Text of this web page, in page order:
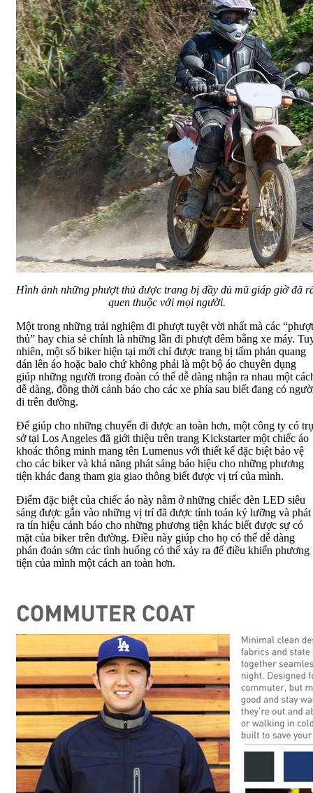
Hình ảnh những phượt thủ được trang bị đầy đủ mũ giáp giờ đã
quen thuộc với mọi người.
Một trong những trải nghiệm đi phượt tuyệt vời nhất mà các “phượt
thủ” hay chia sẻ chính là những lần đi phượt đêm bằng xe máy.
nhiên, một số biker hiện tại mới chỉ được trang bị tấm phản quang
dán lên áo hoặc balo chứ không phải là một bộ áo chuyên dụng
giúp những người trong đoàn có thể dễ dàng nhận ra nhau một
dễ dàng, đồng thời cảnh báo cho các xe phía sau biết đang có
đi trên đường.
Để giúp cho những chuyến đi được an toàn hơn, một công ty có trụ
sở tại Los Angeles đã giới thiệu trên trang Kickstarter một chiếc áo
khoác thông minh mang tên Lumenus với thiết kế đặc biệt bảo vệ
cho các biker và khả năng phát sáng báo hiệu cho những phương
tiện khác đang tham gia giao thông biết được vị trí của mình.
Điểm đặc biệt của chiếc áo này nằm ở những chiếc đèn LED siêu
sáng được gắn vào những vị trí đã được tính toán ký lưỡng và phát
ra tín hiệu cảnh báo cho những phương tiện khác biết được sự có
mặt của biker trên đường. Điều này giúp cho họ có thể dễ dàng
phán đoán sớm các tình huống có thể xảy ra để điều khiển phương
tiện của mình một cách an toàn hơn.